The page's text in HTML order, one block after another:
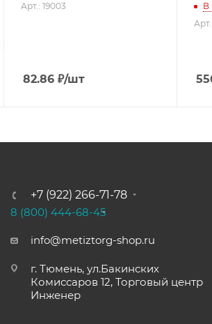
Арт.: 19003
82.86 ₽/шт
В
+7 (922) 266-71-78
8 (800) 444-68-45
info@metiztorg-shop.ru
г. Тюмень, ул.Бакинских
Комиссаров 12, Торговый центр
Инженер